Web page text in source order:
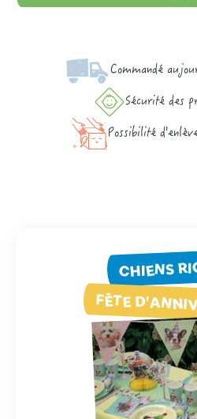
Commandé
Sécurité des
Possibilité
CHIENS
FÊTE